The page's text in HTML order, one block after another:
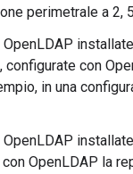
perimetrale a 2,
configurate con
in una
OpenLDAP la